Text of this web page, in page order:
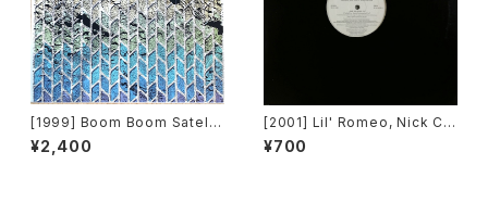
[1999] Boom Boom Satellit
es – On The Painted Deser
t - Rampant Colors [R & S
¥2,400
[2001] Lil' Romeo, Nick Ca
nnon & 3LW – Parents Just
Don't Understand [Jive, Ni
¥700